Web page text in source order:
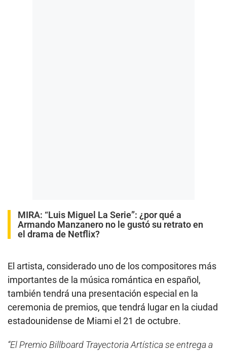
MIRA: “Luis Miguel La Serie”: ¿por qué a
Armando Manzanero no le gustó su retrato en
el drama de Netflix?
El artista, considerado uno de los compositores más
importantes de la música romántica en español,
también tendrá una presentación especial en la
ceremonia de premios, que tendrá lugar en la ciudad
estadounidense de Miami el 21 de octubre.
“El Premio Billboard Trayectoria Artística se entrega a